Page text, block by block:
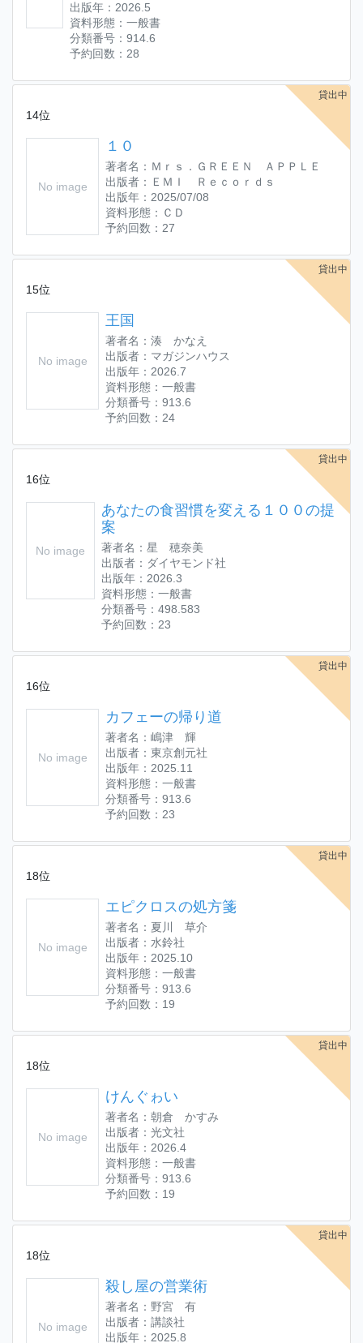
出版年：2026.5
資料形態：一般書
分類番号：914.6
予約回数：28
貸出中
14位
No image
１０
著者名：Ｍｒｓ．ＧＲＥＥＮ ＡＰＰＬＥ
出版者：ＥＭＩ Ｒｅｃｏｒｄｓ
出版年：2025/07/08
資料形態：ＣＤ
予約回数：27
貸出中
15位
No image
王国
著者名：湊 かなえ
出版者：マガジンハウス
出版年：2026.7
資料形態：一般書
分類番号：913.6
予約回数：24
貸出中
16位
No image
あなたの食習慣を変える１００の提
案
著者名：星 穂奈美
出版者：ダイヤモンド社
出版年：2026.3
資料形態：一般書
分類番号：498.583
予約回数：23
貸出中
16位
No image
カフェーの帰り道
著者名：嶋津 輝
出版者：東京創元社
出版年：2025.11
資料形態：一般書
分類番号：913.6
予約回数：23
貸出中
18位
No image
エピクロスの処方箋
著者名：夏川 草介
出版者：水鈴社
出版年：2025.10
資料形態：一般書
分類番号：913.6
予約回数：19
貸出中
18位
No image
けんぐゎい
著者名：朝倉 かすみ
出版者：光文社
出版年：2026.4
資料形態：一般書
分類番号：913.6
予約回数：19
貸出中
18位
No image
殺し屋の営業術
著者名：野宮 有
出版者：講談社
出版年：2025.8